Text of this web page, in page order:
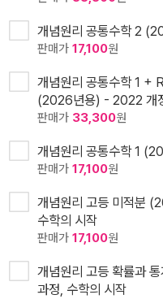
개념원리 공통수학 2
판매가 17,100원
개념원리 공통수학 1 +
(2026년용) - 2022 개
판매가 33,300원
개념원리 공통수학 1
판매가 17,100원
개념원리 고등 미적분
수학의 시작
판매가 17,100원
개념원리 고등 확률과
과정, 수학의 시작